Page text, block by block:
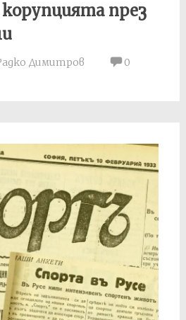
през
Димитров
0